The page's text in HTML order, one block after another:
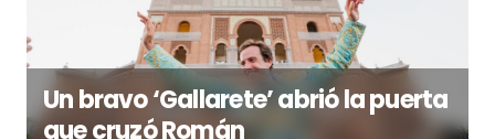
e
e
nUn bravo ‘Gallarete’ abrió la puerta
que cruzó Román